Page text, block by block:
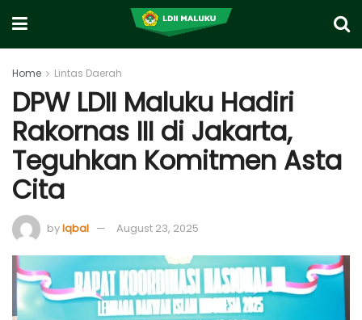
Home Lintas Daerah
DPW LDII Maluku Hadiri
Rakornas III di Jakarta,
Teguhkan Komitmen Asta
Cita
byIqbal August 23, 2025